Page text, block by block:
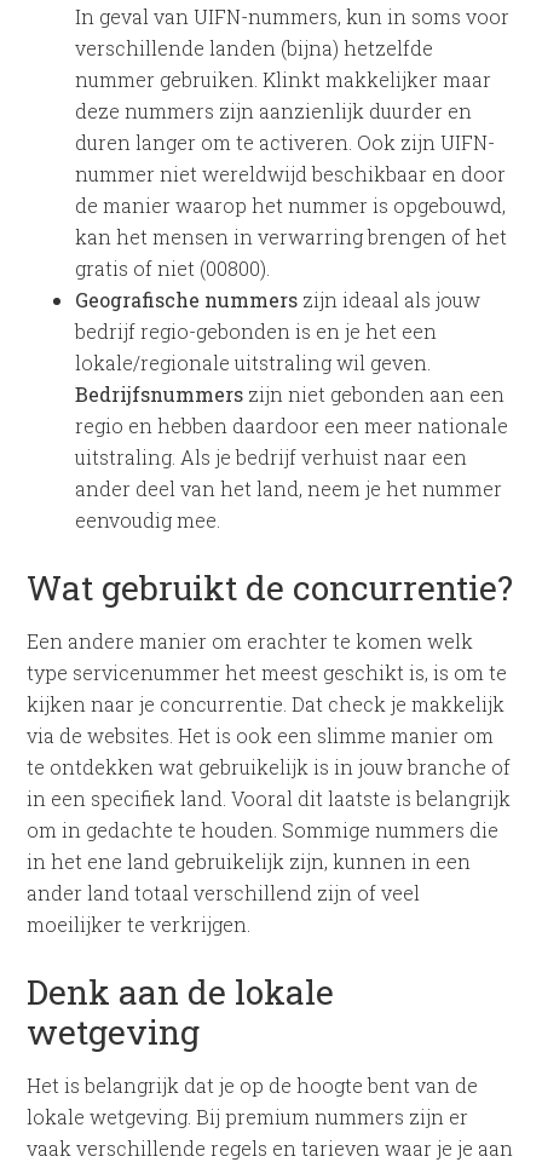
In geval van UIFN-nummers, kun in soms voor
verschillende landen (bijna) hetzelfde
nummer gebruiken. Klinkt makkelijker maar
deze nummers zijn aanzienlijk duurder en
duren langer om te activeren. Ook zijn UIFN-
nummer niet wereldwijd beschikbaar en door
de manier waarop het nummer is opgebouwd,
kan het mensen in verwarring brengen of het
gratis of niet (00800).
Geografische nummers zijn ideaal als jouw
bedrijf regio-gebonden is en je het een
lokale/regionale uitstraling wil geven.
Bedrijfsnummers zijn niet gebonden aan een
regio en hebben daardoor een meer nationale
uitstraling. Als je bedrijf verhuist naar een
ander deel van het land, neem je het nummer
eenvoudig mee.
Wat gebruikt de concurrentie?
Een andere manier om erachter te komen welk
type servicenummer het meest geschikt is, is om te
kijken naar je concurrentie. Dat check je makkelijk
via de websites. Het is ook een slimme manier om
te ontdekken wat gebruikelijk is in jouw branche of
in een specifiek land. Vooral dit laatste is belangrijk
om in gedachte te houden. Sommige nummers die
in het ene land gebruikelijk zijn, kunnen in een
ander land totaal verschillend zijn of veel
moeilijker te verkrijgen.
Denk aan de lokale
wetgeving
Het is belangrijk dat je op de hoogte bent van de
lokale wetgeving. Bij premium nummers zijn er
vaak verschillende regels en tarieven waar je je aan